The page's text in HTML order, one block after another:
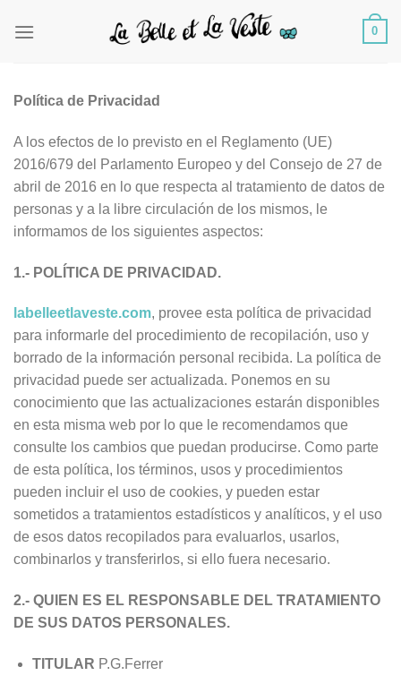
0
Política de Privacidad
A los efectos de lo previsto en el Reglamento (UE)
2016/679 del Parlamento Europeo y del Consejo de 27 de
abril de 2016 en lo que respecta al tratamiento de datos de
personas y a la libre circulación de los mismos, le
informamos de los siguientes aspectos:
1.- POLÍTICA DE PRIVACIDAD.
labelleetlaveste.com, provee esta política de privacidad
para informarle del procedimiento de recopilación, uso y
borrado de la información personal recibida. La política de
privacidad puede ser actualizada. Ponemos en su
conocimiento que las actualizaciones estarán disponibles
en esta misma web por lo que le recomendamos que
consulte los cambios que puedan producirse. Como parte
de esta política, los términos, usos y procedimientos
pueden incluir el uso de cookies, y pueden estar
sometidos a tratamientos estadísticos y analíticos, y el uso
de esos datos recopilados para evaluarlos, usarlos,
combinarlos y transferirlos, si ello fuera necesario.
2.- QUIEN ES EL RESPONSABLE DEL TRATAMIENTO
DE SUS DATOS PERSONALES.
TITULAR P.G.Ferrer